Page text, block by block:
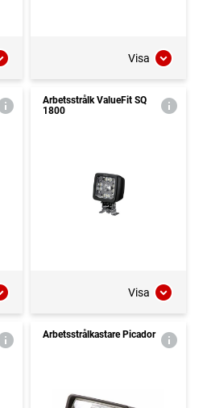
Visa
Arbetsstrålk ValueFit SQ
1800
Visa
Arbetsstrålkastare Picador